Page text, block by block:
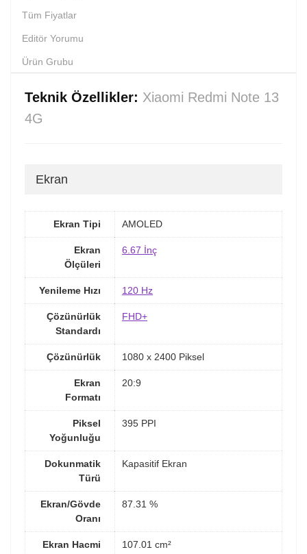
Tüm Fiyatlar
Editör Yorumu
Ürün Grubu
Teknik Özellikler: Xiaomi Redmi Note 13
4G
Ekran
Ekran Tipi AMOLED
Ekran
Ölçüleri
6.67 İnç
Yenileme Hızı 120 Hz
Çözünürlük
Standardı
FHD+
Çözünürlük 1080 x 2400 Piksel
Ekran
Formatı
20:9
Piksel
Yoğunluğu
395 PPI
Dokunmatik
Türü
Kapasitif Ekran
Ekran/Gövde
Oranı
87.31 %
Ekran Hacmi 107.01 cm²